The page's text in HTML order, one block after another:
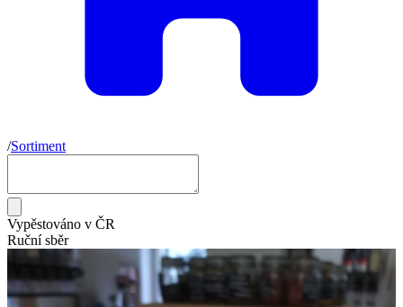
/Sortiment
Vypěstováno v ČR
Ruční sběr